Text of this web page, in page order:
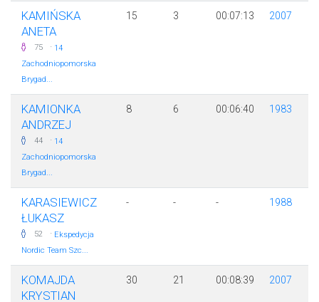
KAMIŃSKA
ANETA
75 · 14
Zachodniopomorska
Brygad...
15 3 00:07:13 2007
KAMIONKA
ANDRZEJ
44 · 14
Zachodniopomorska
Brygad...
8 6 00:06:40 1983
KARASIEWICZ
ŁUKASZ
52 · Ekspedycja
Nordic Team Szc...
- - - 1988
KOMAJDA
KRYSTIAN
30 21 00:08:39 2007